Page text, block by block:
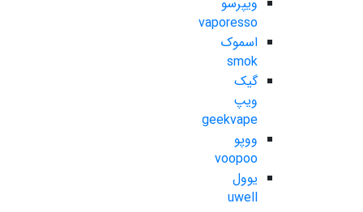
vaporesso
اسموک
smok
گیک
ویپ
geekvape
ووپو
voopoo
یوول
uwell